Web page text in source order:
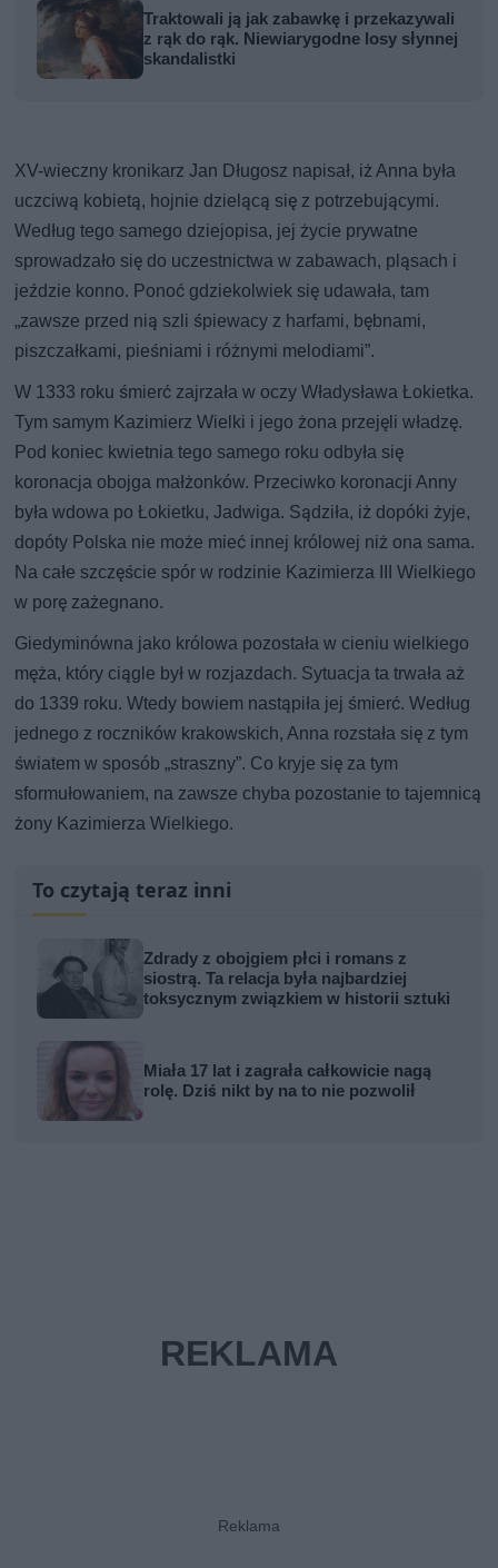
Traktowali ją jak zabawkę i przekazywali
z rąk do rąk. Niewiarygodne losy słynnej
skandalistki
XV-wieczny kronikarz Jan Długosz napisał, iż Anna była
uczciwą kobietą, hojnie dzielącą się z potrzebującymi.
Według tego samego dziejopisa, jej życie prywatne
sprowadzało się do uczestnictwa w zabawach, pląsach i
jeździe konno. Ponoć gdziekolwiek się udawała, tam
„zawsze przed nią szli śpiewacy z harfami, bębnami,
piszczałkami, pieśniami i różnymi melodiami”.
W 1333 roku śmierć zajrzała w oczy Władysława Łokietka.
Tym samym Kazimierz Wielki i jego żona przejęli władzę.
Pod koniec kwietnia tego samego roku odbyła się
koronacja obojga małżonków. Przeciwko koronacji Anny
była wdowa po Łokietku, Jadwiga. Sądziła, iż dopóki żyje,
dopóty Polska nie może mieć innej królowej niż ona sama.
Na całe szczęście spór w rodzinie Kazimierza III Wielkiego
w porę zażegnano.
Giedyminówna jako królowa pozostała w cieniu wielkiego
męża, który ciągle był w rozjazdach. Sytuacja ta trwała aż
do 1339 roku. Wtedy bowiem nastąpiła jej śmierć. Według
jednego z roczników krakowskich, Anna rozstała się z tym
światem w sposób „straszny”. Co kryje się za tym
sformułowaniem, na zawsze chyba pozostanie to tajemnicą
żony Kazimierza Wielkiego.
To czytają teraz inni
Zdrady z obojgiem płci i romans z
siostrą. Ta relacja była najbardziej
toksycznym związkiem w historii sztuki
Miała 17 lat i zagrała całkowicie nagą
rolę. Dziś nikt by na to nie pozwolił